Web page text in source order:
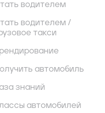
водителем
водителем /
такси
автомобиль
знаний
автомобилей